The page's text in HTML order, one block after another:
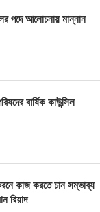
পদে আলোচনায় মান্নান
বার্ষিক কাউন্সিল
কাজ করতে চান সম্ভাব্য
রিয়াদ